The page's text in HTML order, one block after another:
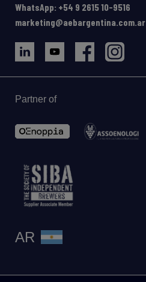
WhatsApp: +54 9 2615 10-9516
marketing@aebargentina.com.ar
Partner of
AR